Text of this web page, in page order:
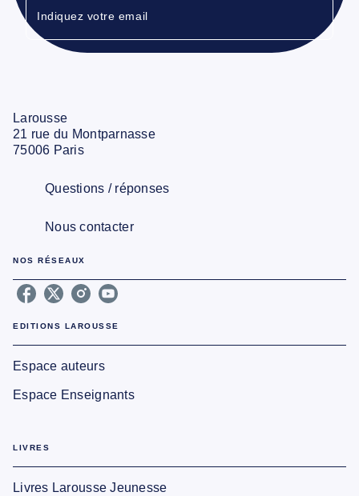
Indiquez votre email
Larousse
21 rue du Montparnasse
75006 Paris
Questions / réponses
Nous contacter
NOS RÉSEAUX
EDITIONS LAROUSSE
Espace auteurs
Espace Enseignants
LIVRES
Livres Larousse Jeunesse